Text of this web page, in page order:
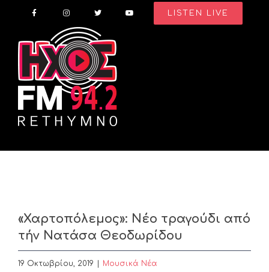
content
LISTEN LIVE
«Χαρτοπόλεμος»: Νέο τραγούδι από
τήν Νατάσα Θεοδωρίδου
19 Οκτωβρίου, 2019 Μουσικά Νέα